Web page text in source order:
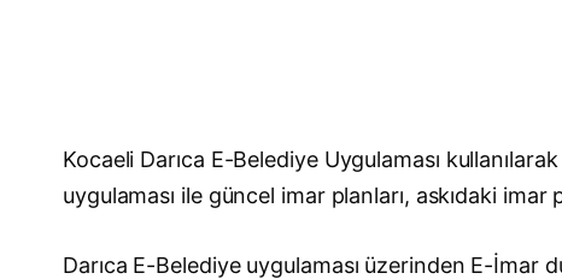
Kocaeli Darıca E-Belediye Uygulaması
uygulaması ile güncel imar planları, askıdaki
Darıca E-Belediye uygulaması üzerinden E-İmar